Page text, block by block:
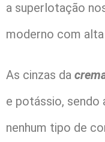
a superlotação
moderno com
As cinzas da
e potássio, sendo
nenhum tipo de